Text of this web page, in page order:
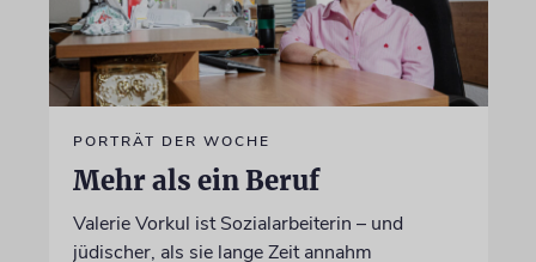
PORTRÄT DER WOCHE
Mehr als ein Beruf
Valerie Vorkul ist Sozialarbeiterin – und
jüdischer, als sie lange Zeit annahm